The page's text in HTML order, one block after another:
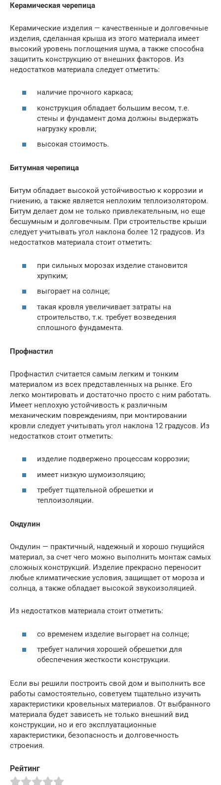
Керамическая черепица
Керамические изделия — качественные и долговечные
изделия, сделанная крыша из этого материала имеет
высокий уровень поглощения шума, а также способна
защитить конструкцию от внешних факторов. Из
недостатков материала следует отметить:
наличие прочного каркаса;
конструкция обладает большим весом, т.е.
стены и фундамент дома должны выдержать
нагрузку кровли;
высокая стоимость.
Битумная черепица
Битум обладает высокой устойчивостью к коррозии и
гниению, а также является неплохим теплоизолятором.
Битум делает дом не только привлекательным, но еще
бесшумным и долговечным. При строительстве крыши
следует учитывать угол наклона более 12 градусов. Из
недостатков материала стоит отметить:
при сильных морозах изделие становится
хрупким;
выгорает на солнце;
такая кровля увеличивает затраты на
строительство, т.к. требует возведения
сплошного фундамента.
Профнастил
Профнастил считается самым легким и тонким
материалом из всех представленных на рынке. Его
легко монтировать и достаточно просто с ним работать.
Имеет неплохую устойчивость к различным
механическим повреждениям, при монтировании
кровли следует учитывать угол наклона 12 градусов. Из
недостатков стоит отметить:
изделие подвержено процессам коррозии;
имеет низкую шумоизоляцию;
требует тщательной обрешетки и
теплоизоляции.
Ондулин
Ондулин — практичный, надежный и хорошо гнущийся
материал, за счет чего можно выполнить монтаж самых
сложных конструкций. Изделие прекрасно переносит
любые климатические условия, защищает от мороза и
солнца, а также обладает высокой звукоизоляцией.
Из недостатков материала стоит отметить:
со временем изделие выгорает на солнце;
требует наличия хорошей обрешетки для
обеспечения жесткости конструкции.
Если вы решили построить свой дом и выполнить все
работы самостоятельно, советуем тщательно изучить
характеристики кровельных материалов. От выбранного
материала будет зависеть не только внешний вид
конструкции, но и его эксплуатационные
характеристики, безопасность и долговечность
строения.
Рейтинг